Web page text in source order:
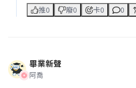
推0 廢0 卡0 0
畢業新聲
阿喬